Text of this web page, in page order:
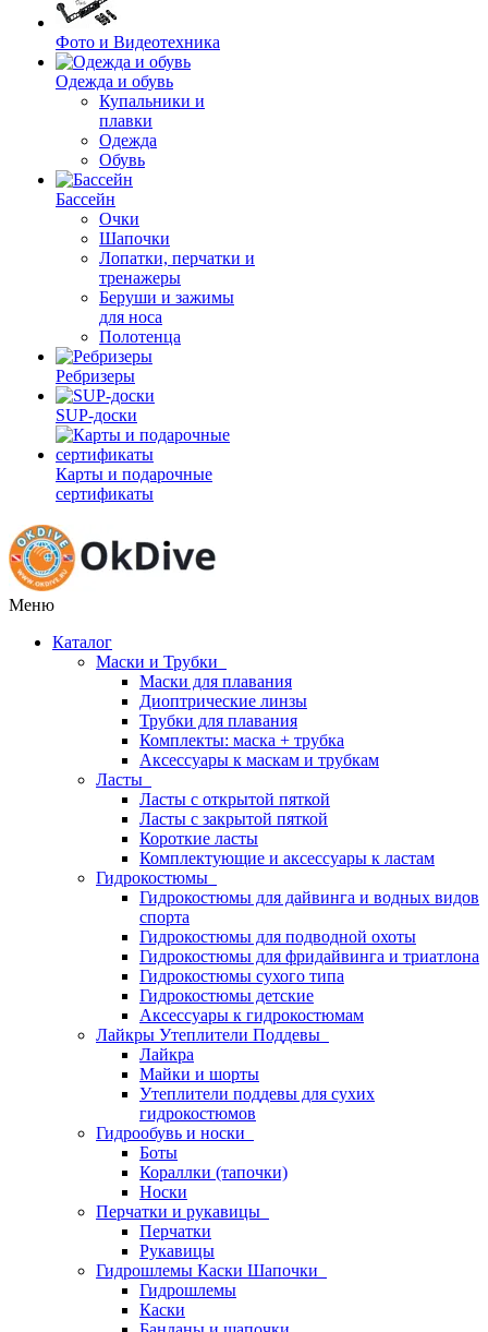
Фото и Видеотехника
Одежда и обувь
Купальники и
плавки
Одежда
Обувь
Бассейн
Очки
Шапочки
Лопатки, перчатки и
тренажеры
Беруши и зажимы
для носа
Полотенца
Ребризеры
SUP-доски
Карты и подарочные
сертификаты
Меню
Каталог
Маски и Трубки
Маски для плавания
Диоптрические линзы
Трубки для плавания
Комплекты: маска + трубка
Аксессуары к маскам и трубкам
Ласты
Ласты с открытой пяткой
Ласты с закрытой пяткой
Короткие ласты
Комплектующие и аксессуары к ластам
Гидрокостюмы
Гидрокостюмы для дайвинга и водных видов
спорта
Гидрокостюмы для подводной охоты
Гидрокостюмы для фридайвинга и триатлона
Гидрокостюмы сухого типа
Гидрокостюмы детские
Аксессуары к гидрокостюмам
Лайкры Утеплители Поддевы
Лайкра
Майки и шорты
Утеплители поддевы для сухих
гидрокостюмов
Гидрообувь и носки
Боты
Кораллки (тапочки)
Носки
Перчатки и рукавицы
Перчатки
Рукавицы
Гидрошлемы Каски Шапочки
Гидрошлемы
Каски